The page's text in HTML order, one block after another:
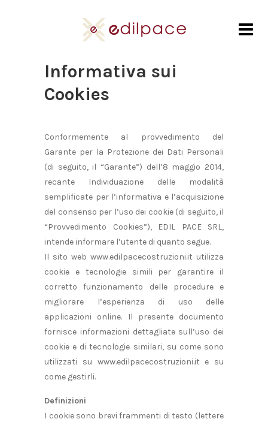
Informativa sui
Cookies
Conformemente al provvedimento del
Garante per la Protezione dei Dati Personali
(di seguito, il “Garante”) dell’8 maggio 2014,
recante Individuazione delle modalità
semplificate per l’informativa e l’acquisizione
del consenso per l’uso dei cookie (di seguito, il
“Provvedimento Cookies”), EDIL PACE SRL,
intende informare l’utente di quanto segue.
Il sito web www.edilpacecostruzioni.it utilizza
cookie e tecnologie simili per garantire il
corretto funzionamento delle procedure e
migliorare l’esperienza di uso delle
applicazioni online. Il presente documento
fornisce informazioni dettagliate sull’uso dei
cookie e di tecnologie similari, su come sono
utilizzati su www.edilpacecostruzioni.it e su
come gestirli.
Definizioni
I cookie sono brevi frammenti di testo (lettere